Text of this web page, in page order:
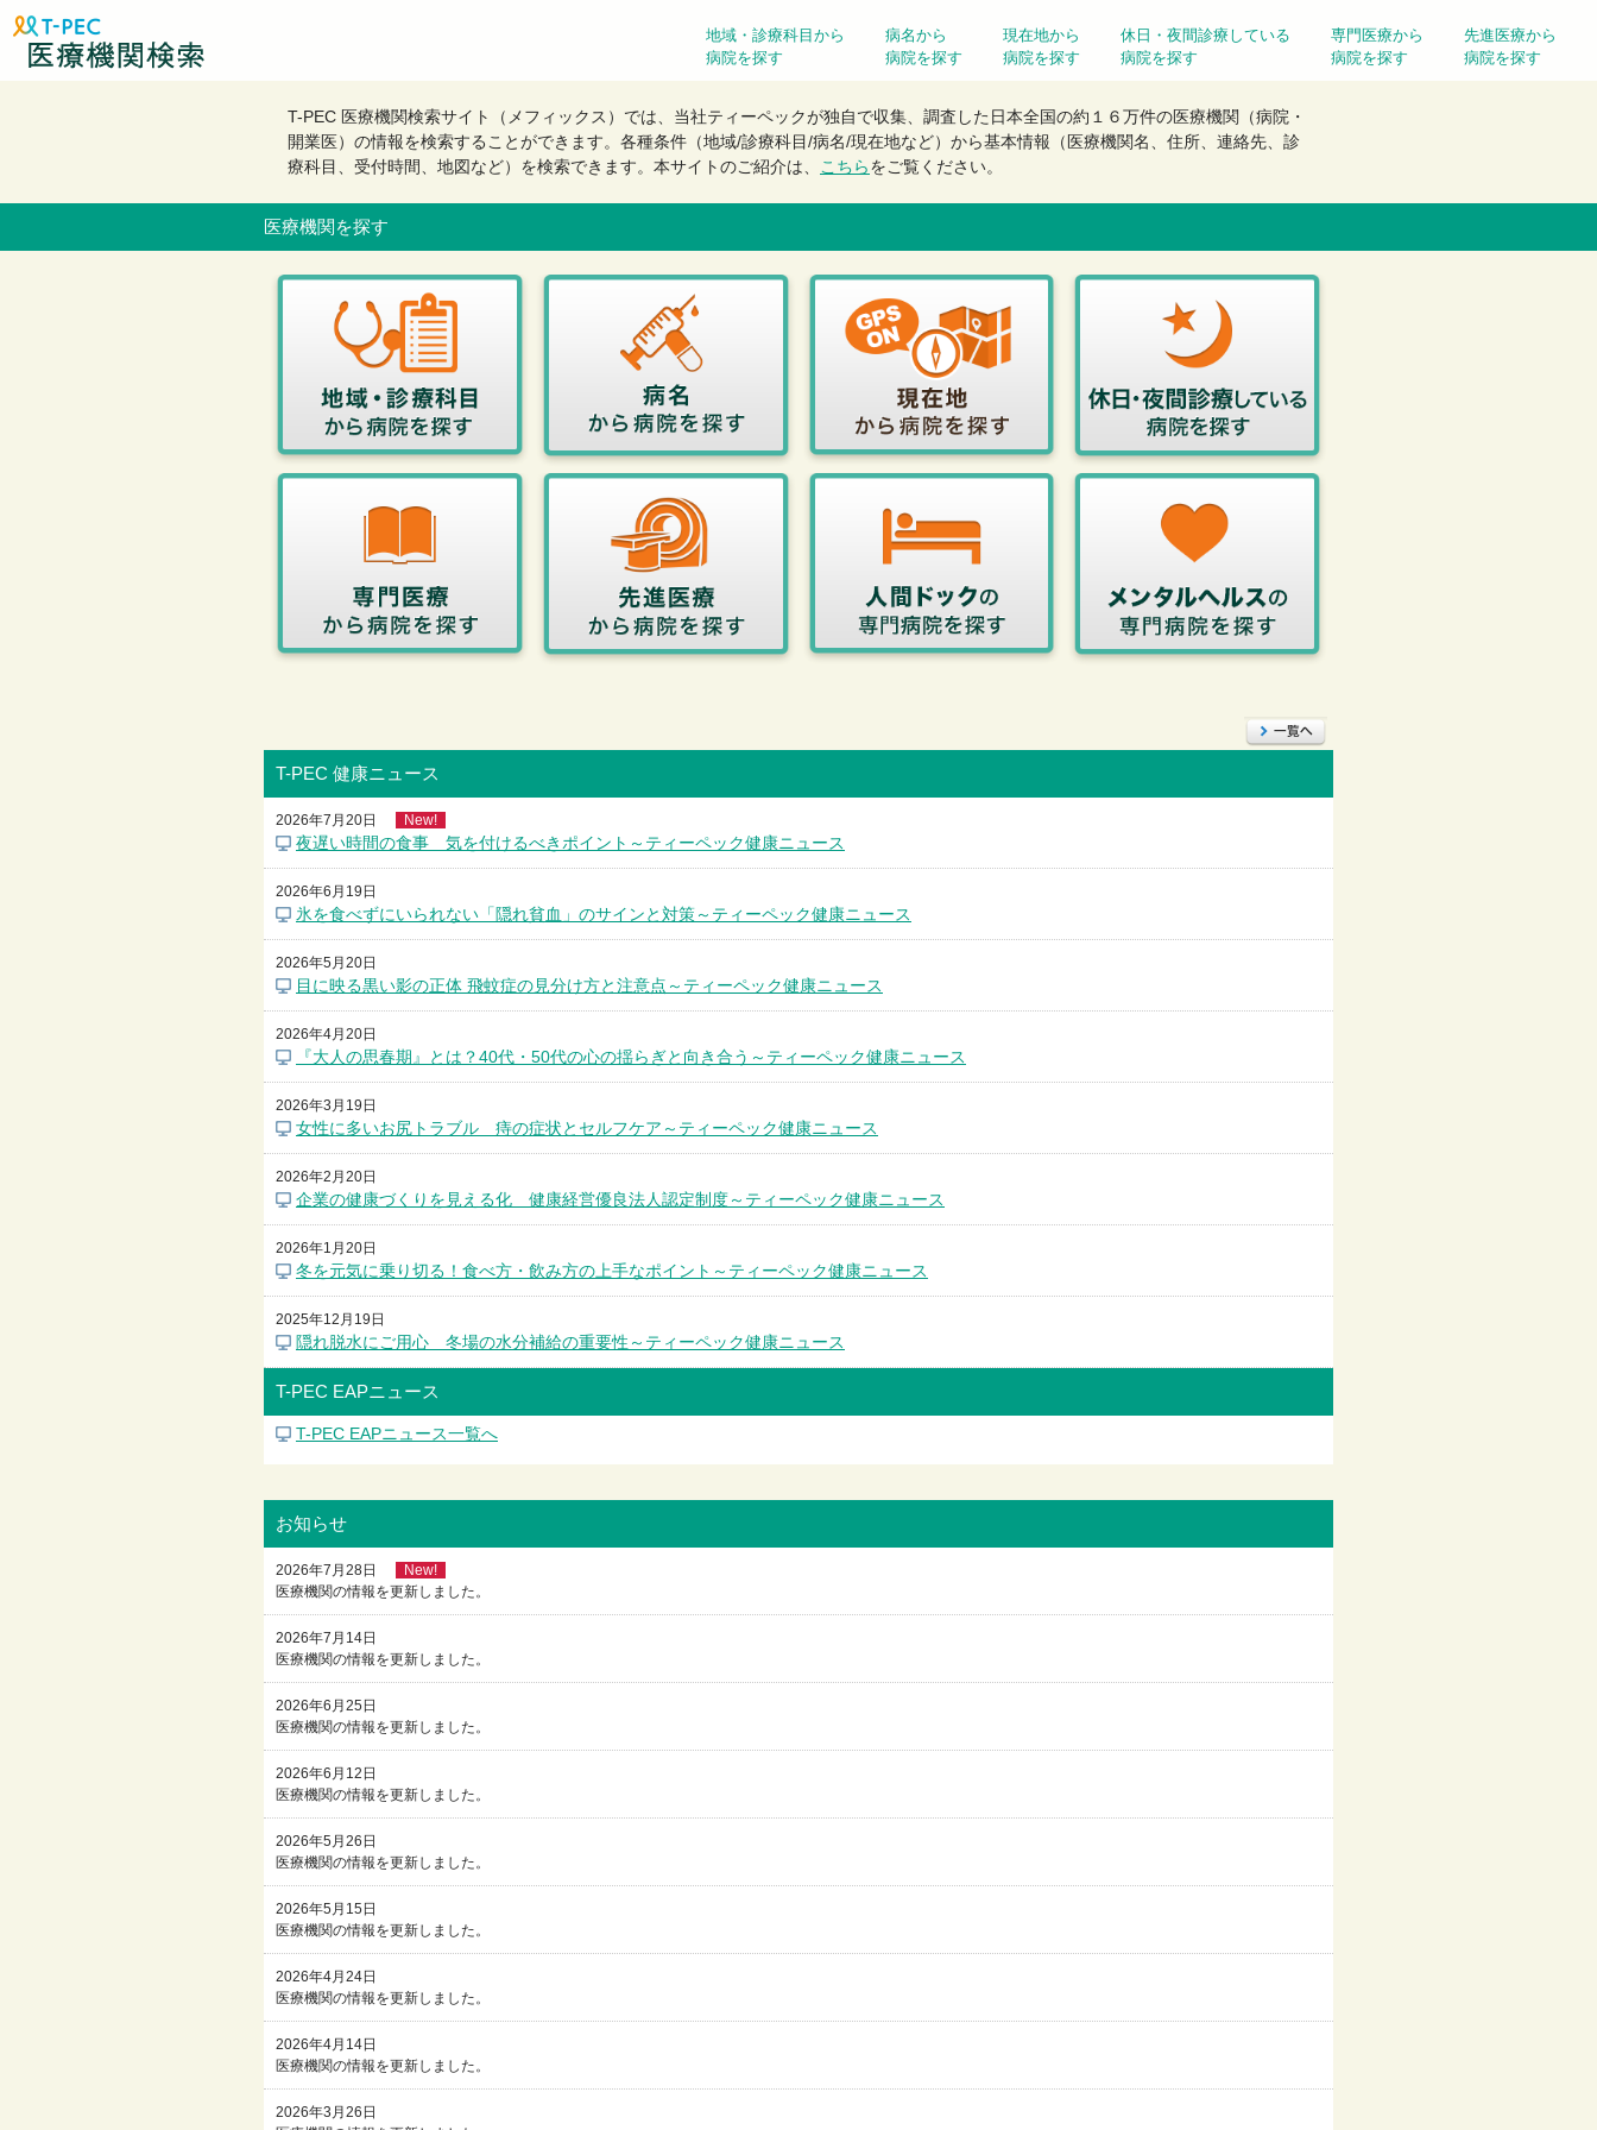
地域・診療科目から
病院を探す
病名から
病院を探す
現在地から
病院を探す
休日・夜間診療している
病院を探す
専門医療から
病院を探す
先進医療から
病院を探す
T-PEC 医療機関検索サイト（メフィックス）では、当社ティーペックが独自で収集、調査した日本全国の約１６万件の医療機関（病院・
開業医）の情報を検索することができます。 各種条件（地域/診療科目/病名/現在地など）から基本情報（医療機関名、住所、連絡先、診
療科目、受付時間、地図など）を検索できます。本サイトのご紹介は、
こちらをご覧ください。
医療機関を探す
T-PEC 健康ニュース
2026年7月20日 New!
夜遅い時間の食事 気を付けるべきポイント～ティーペック健康ニュース
2026年6月19日
氷を食べずにいられない「隠れ貧血」のサインと対策～ティーペック健康ニュース
2026年5月20日
目に映る黒い影の正体 飛蚊症の見分け方と注意点～ティーペック健康ニュース
2026年4月20日
『大人の思春期』とは？40代・50代の心の揺らぎと向き合う～ティーペック健康ニュース
2026年3月19日
女性に多いお尻トラブル 痔の症状とセルフケア～ティーペック健康ニュース
2026年2月20日
企業の健康づくりを見える化 健康経営優良法人認定制度～ティーペック健康ニュース
2026年1月20日
冬を元気に乗り切る！食べ方・飲み方の上手なポイント～ティーペック健康ニュース
2025年12月19日
隠れ脱水にご用心 冬場の水分補給の重要性～ティーペック健康ニュース
T-PEC EAPニュース
T-PEC EAPニュース一覧へ
お知らせ
2026年7月28日
New!
医療機関の情報を更新しました。
2026年7月14日
医療機関の情報を更新しました。
2026年6月25日
医療機関の情報を更新しました。
2026年6月12日
医療機関の情報を更新しました。
2026年5月26日
医療機関の情報を更新しました。
2026年5月15日
医療機関の情報を更新しました。
2026年4月24日
医療機関の情報を更新しました。
2026年4月14日
医療機関の情報を更新しました。
2026年3月26日